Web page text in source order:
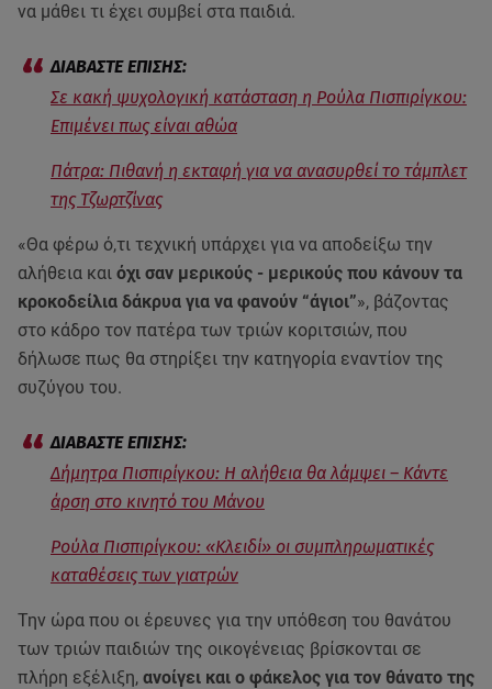
να μάθει τι έχει συμβεί στα παιδιά.
Σε κακή ψυχολογική κατάσταση η Ρούλα Πισπιρίγκου:
Επιμένει πως είναι αθώα
Πάτρα: Πιθανή η εκταφή για να ανασυρθεί το τάμπλετ
της Τζωρτζίνας
«Θα φέρω ό,τι τεχνική υπάρχει για να αποδείξω την
αλήθεια και όχι σαν μερικούς - μερικούς που κάνουν τα
κροκοδείλια δάκρυα για να φανούν “άγιοι”», βάζοντας
στο κάδρο τον πατέρα των τριών κοριτσιών, που
δήλωσε πως θα στηρίξει την κατηγορία εναντίον της
συζύγου του.
Δήμητρα Πισπιρίγκου: Η αλήθεια θα λάμψει – Κάντε
άρση στο κινητό του Μάνου
Ρούλα Πισπιρίγκου: «Κλειδί» οι συμπληρωματικές
καταθέσεις των γιατρών
Την ώρα που οι έρευνες για την υπόθεση του θανάτου
των τριών παιδιών της οικογένειας βρίσκονται σε
πλήρη εξέλιξη, ανοίγει και ο φάκελος για τον θάνατο της